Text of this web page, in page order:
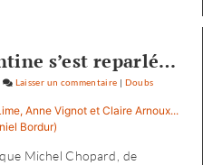
s’est reparlé…
Laisser un commentaire on
«
| Doubs
Michel Chopard, de